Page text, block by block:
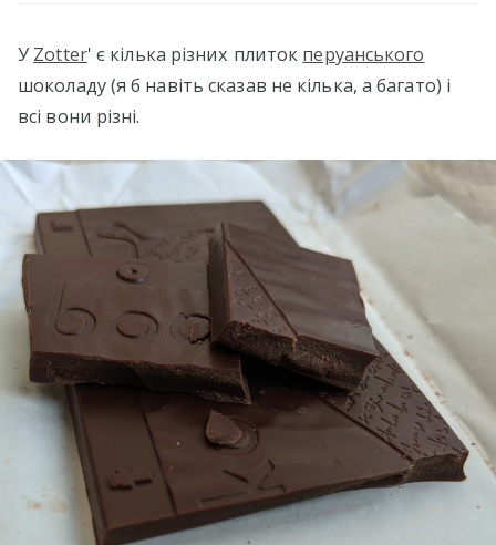
У Zotter' є кілька різних плиток перуанського
шоколаду (я б навіть сказав не кілька, а багато) і
всі вони різні.